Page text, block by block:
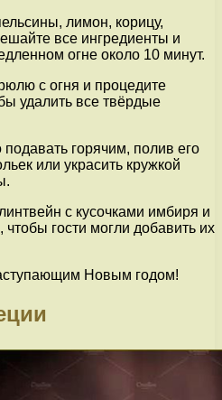
лимон, корицу,
все ингредиенты и
огне около 10 минут.
с огня и процедите
удалить все твёрдые
горячим, полив его
или украсить кружкой
с кусочками имбиря и
гости могли добавить их
Новым годом!